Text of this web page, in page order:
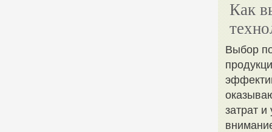
Как
Выбор
затрат и